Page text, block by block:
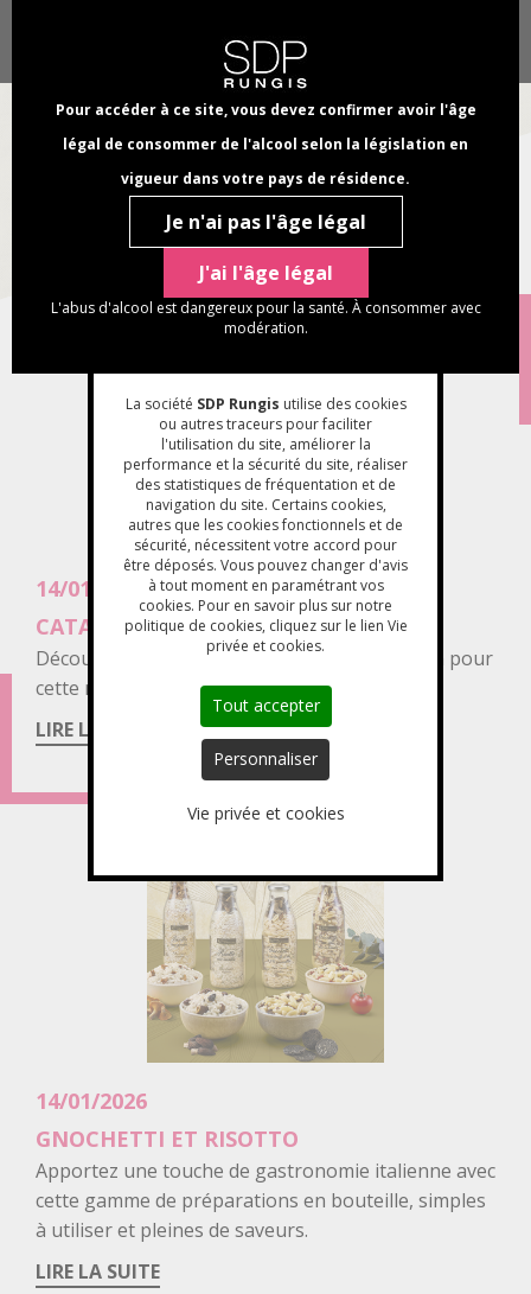
Pour accéder à ce site, vous devez confirmer avoir l'âge
légal de consommer de l'alcool selon la législation en
vigueur dans votre pays de résidence.
Je n'ai pas l'âge légal
J'ai l'âge légal
L'abus d'alcool est dangereux pour la santé. À consommer avec
modération.
principal
dans
ce
site
DÉCOUVREZ
Nos actualités
Accueil Nos actualités
d'introduction
14/01/2026
CATALOGUE SÉLECTION 2026
Body
Découvrez notre nouveau catalogue sélection pour
cette nouvelle année.
LIRE LA SUITE
Image
d'introduction
14/01/2026
GNOCHETTI ET RISOTTO
Body
Apportez une touche de gastronomie italienne avec
cette gamme de préparations en bouteille, simples
à utiliser et pleines de saveurs.
LIRE LA SUITE
La société SDP Rungis utilise des cookies
ou autres traceurs pour faciliter
l'utilisation du site, améliorer la
performance et la sécurité du site, réaliser
des statistiques de fréquentation et de
navigation du site. Certains cookies,
autres que les cookies fonctionnels et de
sécurité, nécessitent votre accord pour
être déposés. Vous pouvez changer d'avis
à tout moment en paramétrant vos
cookies. Pour en savoir plus sur notre
politique de cookies, cliquez sur le lien Vie
privée et cookies.
Tout accepter
Personnaliser
Vie privée et cookies